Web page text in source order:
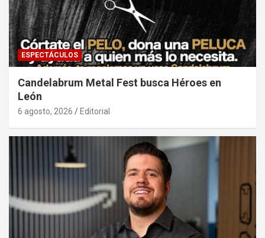
ESPECTÁCULOS
Candelabrum Metal Fest busca Héroes en
León
6 agosto, 2026 Editorial